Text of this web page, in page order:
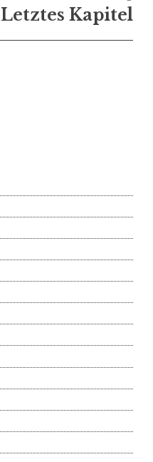
Letztes Kapitel